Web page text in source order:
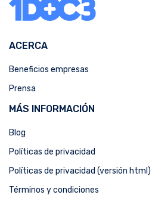
ACERCA
Beneficios empresas
Prensa
MÁS INFORMACIÓN
Blog
Políticas de privacidad
Políticas de privacidad (versión html)
Términos y condiciones